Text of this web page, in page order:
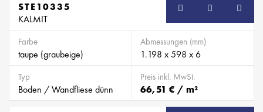
STE10335
KALMIT
Farbe
taupe (graubeige)
Abmessungen (mm)
1.198 x 598 x 6
Typ
Boden / Wandfliese dünn
Preis inkl. MwSt.
66,51 € / m²